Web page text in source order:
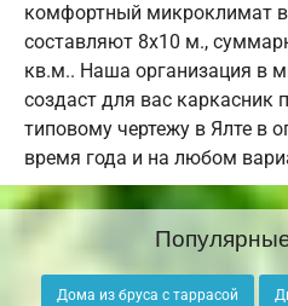
комфортный микроклимат
составляют 8х10 м.,
кв.м.. Наша организация в
создаст для вас каркасник
типовому чертежу в Ялте в
время года и на любом
Дома из бруса с таррасой